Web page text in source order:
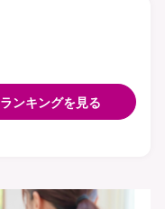
ランキングを見る